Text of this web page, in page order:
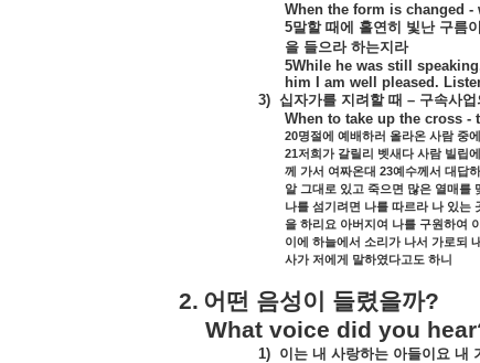
When the form is changed
5말할 때에 홀연히 빛난 구름이
을 들으라 하는지라
5While he was still
him I am well pleased.
3) 십자가를 지려할 때 – 구속사업
When to take up the cross
20명절에 예배하러 올라온 사람 중에
21저희가 갈릴리 벳새다 사람 빌립에
께
가서 여짜온대 23예수께서 대답
알 그대로 있고 죽으면 많은 열매를
나를 섬기려면 나를 따르라 나 있는
을 하리요 아버지여 나를 구원하여 이
이에
하늘에서 소리가 나서 가로되
사가 저에게 말하였다고도 하니
2. 어떤 음성이 들렸을까?
What voice did you
1) 이는 내 사랑하는 아들이요 내